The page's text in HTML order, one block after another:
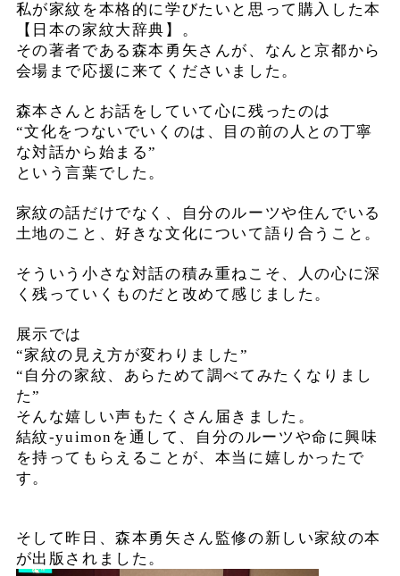
私が家紋を本格的に学びたいと思って購入した本
【日本の家紋大辞典】。
その著者である森本勇矢さんが、なんと京都から
会場まで応援に来てくださいました。
森本さんとお話をしていて心に残ったのは
“文化をつないでいくのは、目の前の人との丁寧
な対話から始まる”
という言葉でした。
家紋の話だけでなく、自分のルーツや住んでいる
土地のこと、好きな文化について語り合うこと。
そういう小さな対話の積み重ねこそ、人の心に深
く残っていくものだと改めて感じました。
展示では
“家紋の見え方が変わりました”
“自分の家紋、あらためて調べてみたくなりまし
た”
そんな嬉しい声もたくさん届きました。
結紋-yuimonを通して、自分のルーツや命に興味
を持ってもらえることが、本当に嬉しかったで
す。
そして昨日、森本勇矢さん監修の新しい家紋の本
が出版されました。